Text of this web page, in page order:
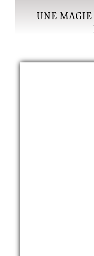
UNE MAGIE